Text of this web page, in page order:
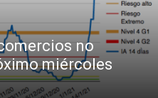
no
miércoles